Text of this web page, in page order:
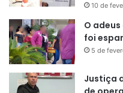
10 de
O adeus
foi
5 de
Justiça